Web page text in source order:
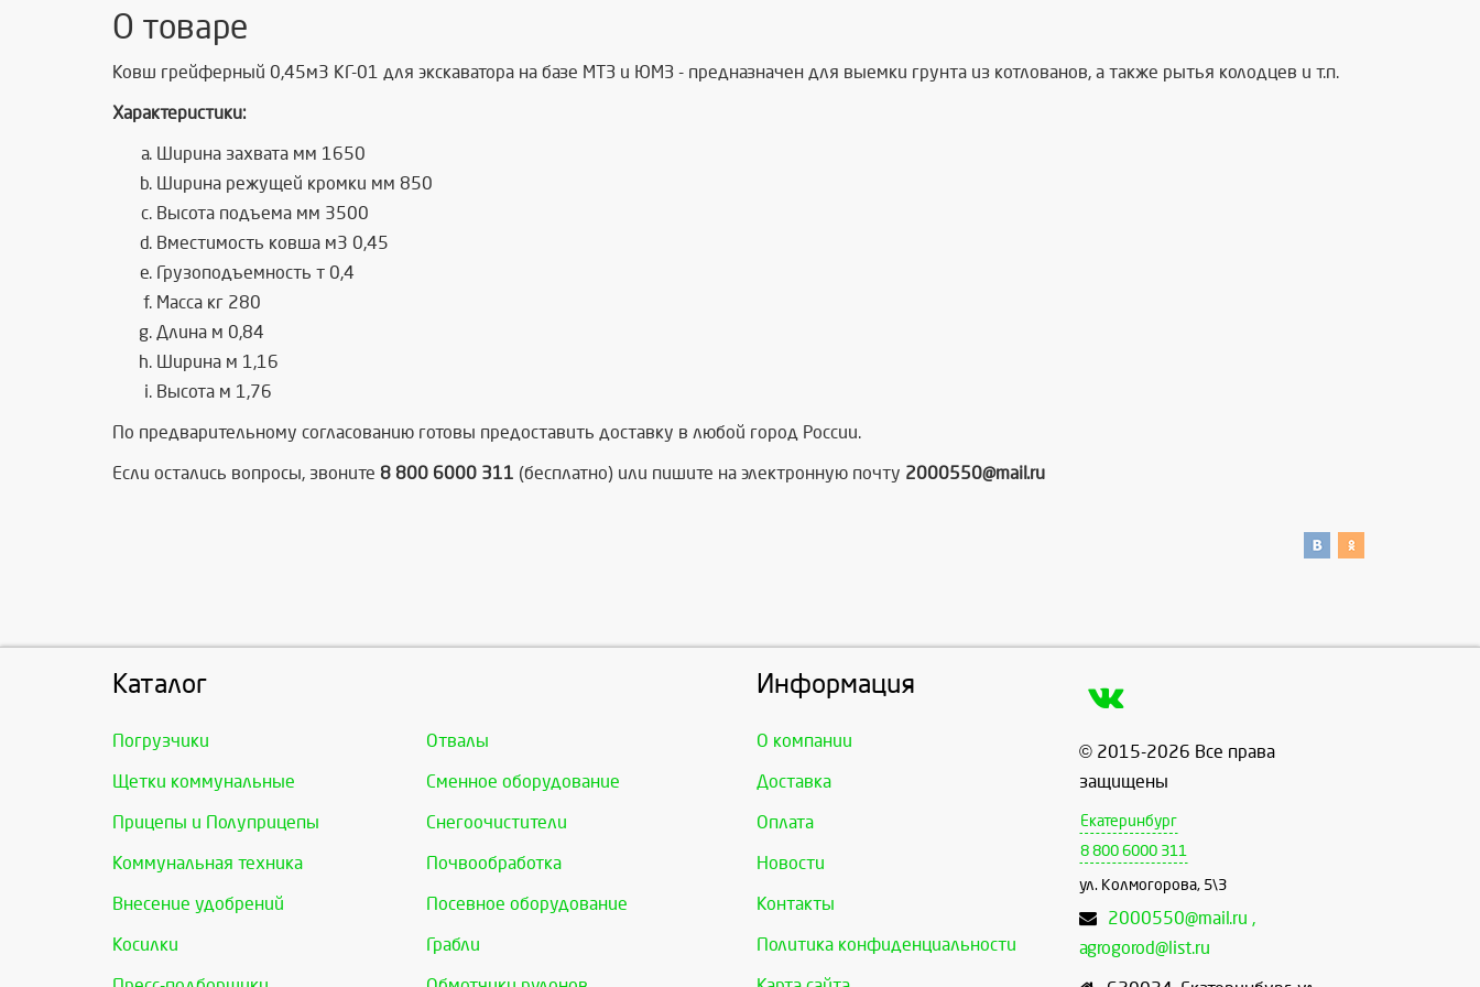
О товаре
Ковш грейферный 0,45м3 КГ-01 для экскаватора на базе МТЗ и ЮМЗ - предназначен для выемки грунта из котлованов, а также рытья колодцев и т.п.
Характеристики:
Ширина захвата мм 1650
Ширина режущей кромки мм 850
Высота подъема мм 3500
Вместимость ковша м3 0,45
Грузоподъемность т 0,4
Масса кг 280
Длина м 0,84
Ширина м 1,16
Высота м 1,76
По предварительному согласованию готовы предоставить доставку в любой город России.
Если остались вопросы, звоните 8 800 6000 311 (бесплатно) или пишите на электронную почту 2000550@mail.ru
Каталог
Погрузчики Отвалы
Щетки коммунальные Сменное оборудование
Прицепы и Полуприцепы Снегоочистители
Коммунальная техника Почвообработка
Внесение удобрений Посевное оборудование
Косилки Грабли
Информация
О компании
Доставка
Оплата
Новости
Контакты
Политика конфиденциальности
© 2015-2026 Все права
защищены
Екатеринбург
8 800 6000 311
ул. Колмогорова, 5\3
2000550@mail.ru ,
agrogorod@list.ru